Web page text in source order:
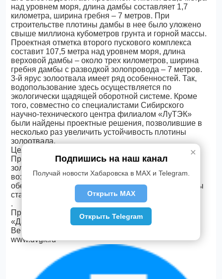
над уровнем моря, длина дамбы составляет 1,7
километра, ширина гребня – 7 метров. При
строительстве плотины дамбы в нее было уложено
свыше миллиона кубометров грунта и горной массы.
Проектная отметка второго пускового комплекса
составит 107,5 метра над уровнем моря, длина
верховой дамбы – около трех километров, ширина
гребня дамбы с разводкой золопровода – 7 метров.
3-й ярус золоотвала имеет ряд особенностей. Так,
водопользование здесь осуществляется по
экологически щадящей оборотной системе. Кроме
того, совместно со специалистами Сибирского
научно-технического центра филиалом «ЛуТЭК»
были найдены проектные решения, позволившие в
несколько раз увеличить устойчивость плотины
золоотвала.
Целью строительства 3-го яруса золоотвала
Приморской ГРЭС является складирование
золошлаковых отходов с минимальным
воздействием на окружающую среду для
обеспечение бесперебойной и экономичной работы
станции в течение 15-20 лет.
.
Пресс-служба Филиала «ЛуТЭК» ОАО
«Дальневосточная генерирующая компания»
Вероника Белоусова: тел. (42357) 47-8-47
www.dvgk.ru
✕
Подпишись на наш канал
Получай новости Хабаровска в MAX и Telegram.
Открыть MAX
Открыть Telegram